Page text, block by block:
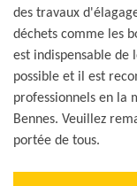
des travaux
déchets comme les
est indispensable de
possible et il est
professionnels en la
Bennes. Veuillez
portée de tous.